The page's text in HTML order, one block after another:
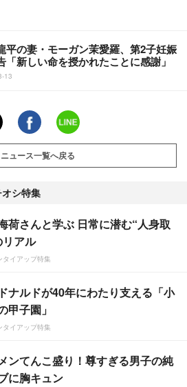
平の妻・モーガン茉愛羅、第2子妊娠
「新しい命を授かれたことに感謝」
13
ニュース一覧へ戻る
シ特集
荷さんと学ぶ 日常に潜む“人身取
リアル
タイアップ特集
ナルドが40年にわたり支える「小
甲子園」
タイアップ特集
ンてんこ盛り！尊すぎる男子の純
に胸キュン